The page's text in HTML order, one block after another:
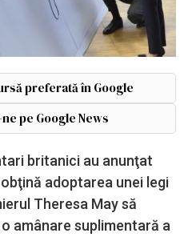
preferată în Google
pe Google News
britanici au anunţat
adoptarea unei legi
Theresa May să
amânare suplimentară a